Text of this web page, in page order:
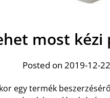
most
Posted on 2019-12-22
egy termék